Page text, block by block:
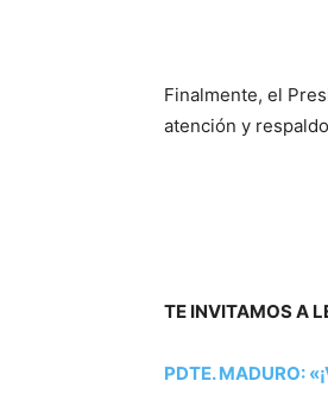
Finalmente, el
atención y
TE INVITAMOS A
PDTE. MADURO: